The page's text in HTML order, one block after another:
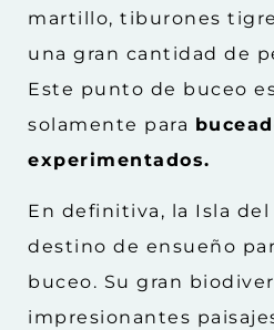
martillo, tiburones
una gran cantidad de
Este punto de buceo
solamente para
experimentados.
En definitiva, la Isla del
destino de ensueño
buceo. Su gran
impresionantes